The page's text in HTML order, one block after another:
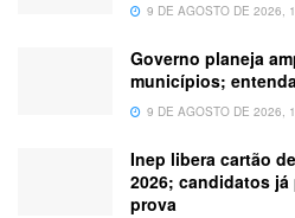
9 DE AGOSTO DE 2026,
Governo planeja
municípios;
9 DE AGOSTO DE 2026,
Inep libera cartão
2026; candidatos
prova